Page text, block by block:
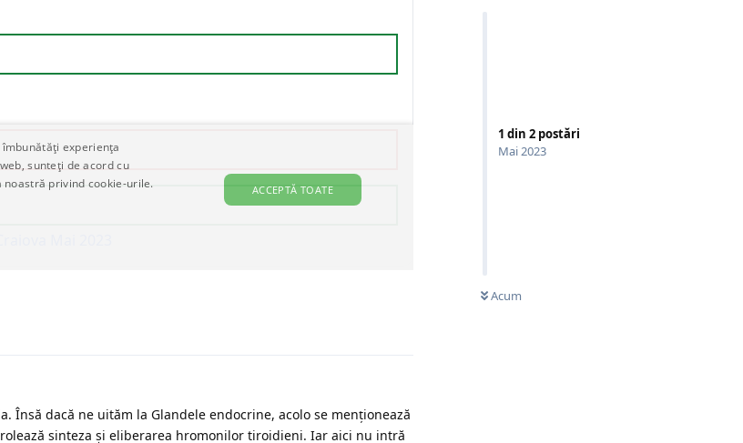
1 din 2 postări
Mai 2023
Acum
Însă dacă ne uităm la Glandele endocrine, acolo se menționează
sinteza și eliberarea hromonilor tiroidieni. Iar aici nu intră